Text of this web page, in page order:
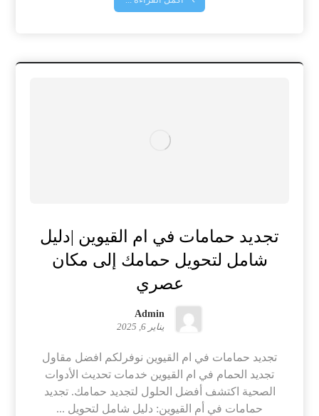
تجديد حمامات في ام القيوين |دليل
شامل لتحويل حمامك إلى مكان
عصري
Admin
يناير 6, 2025
تجديد حمامات في ام القيوين نوفرلكم افضل مقاول
تجديد الحمام في ام القيوين خدمات تحديث الأدوات
الصحية اكتشف أفضل الحلول لتجديد حمامك. تجديد
حمامات في أم القيوين: دليل شامل لتحويل ...